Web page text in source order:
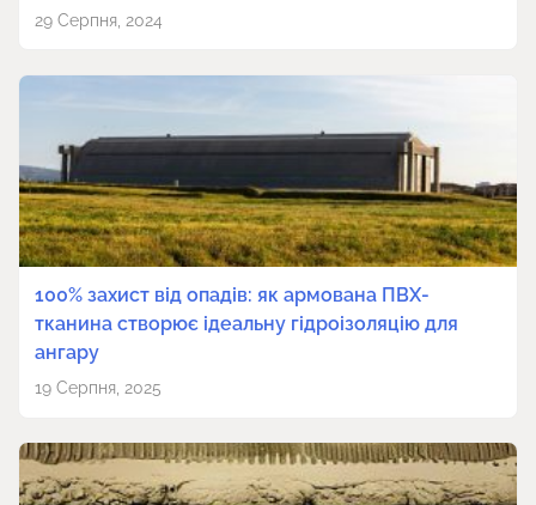
29 Серпня, 2024
100% захист від опадів: як армована ПВХ-
тканина створює ідеальну гідроізоляцію для
ангару
19 Серпня, 2025